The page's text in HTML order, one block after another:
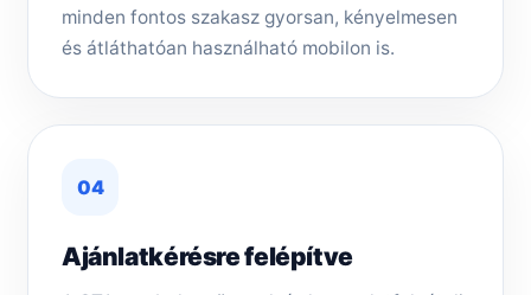
minden fontos szakasz gyorsan, kényelmesen
és átláthatóan használható mobilon is.
04
Ajánlatkérésre felépítve